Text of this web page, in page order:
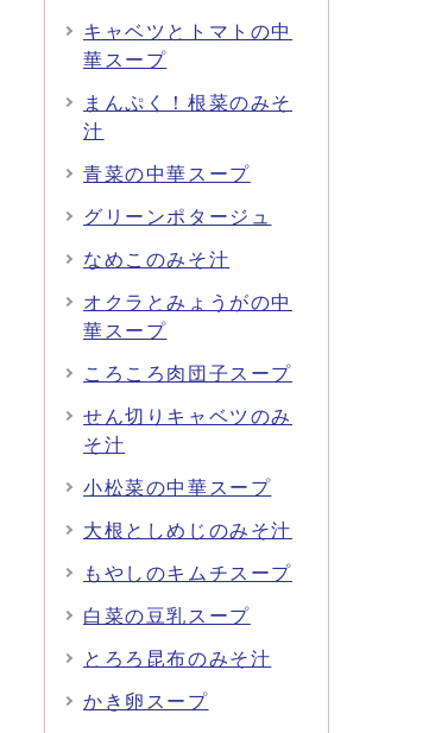
キャベツとトマトの中
華スープ
まんぷく！根菜のみそ
汁
青菜の中華スープ
グリーンポタージュ
なめこのみそ汁
オクラとみょうがの中
華スープ
ころころ肉団子スープ
せん切りキャベツのみ
そ汁
小松菜の中華スープ
大根としめじのみそ汁
もやしのキムチスープ
白菜の豆乳スープ
とろろ昆布のみそ汁
かき卵スープ